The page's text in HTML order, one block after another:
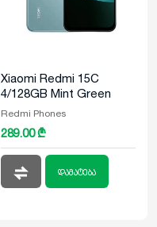
Xiaomi Redmi 15C
4/128GB Mint Green
Redmi Phones
289.00 ₾
დამატება